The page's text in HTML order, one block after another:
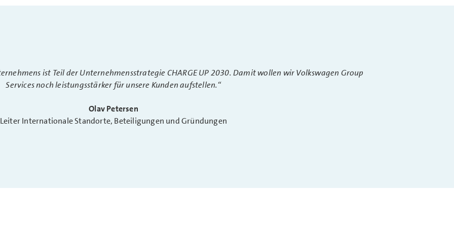
ist Teil der Unternehmensstrategie CHARGE UP 2030. Damit wollen wir Volkswagen Group
Services noch leistungsstärker für unsere Kunden aufstellen.“
Olav Petersen
Leiter Internationale Standorte, Beteiligungen und Gründungen